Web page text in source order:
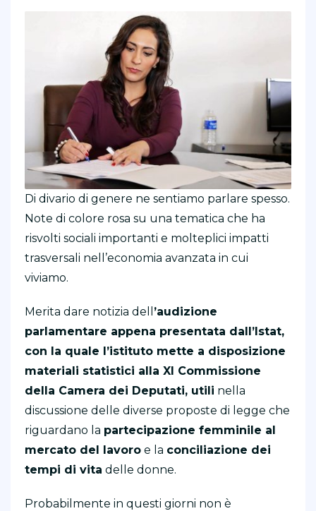
Di divario di genere ne sentiamo parlare spesso.
Note di colore rosa su una tematica che ha
risvolti sociali importanti e molteplici impatti
trasversali nell’economia avanzata in cui
viviamo.
Merita dare notizia dell ’audizione
parlamentare appena presentata dall’Istat,
con la quale l’istituto mette a disposizione
materiali statistici alla XI Commissione
della Camera dei Deputati, utili nella
discussione delle diverse proposte di legge che
riguardano la partecipazione femminile al
mercato del lavoro e la conciliazione dei
tempi di vita delle donne.
Probabilmente in questi giorni non è